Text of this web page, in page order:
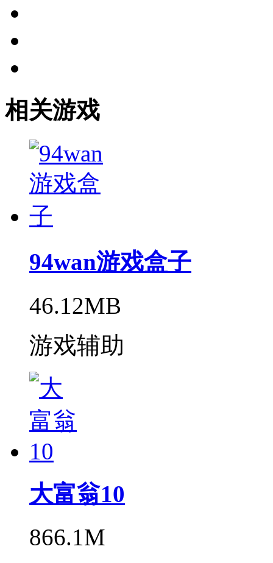
相关游戏
94wan游戏盒子
46.12MB
游戏辅助
大富翁10
866.1M